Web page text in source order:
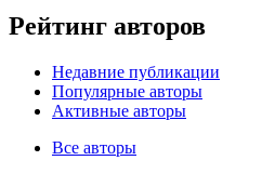
Рейтинг авторов
Недавние публикации
Популярные авторы
Активные авторы
Все авторы